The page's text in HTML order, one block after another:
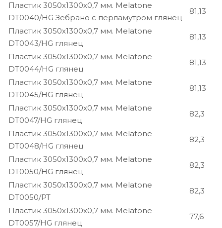
Пластик 3050х1300х0,7 мм. Melatone
DT0040/HG Зебрано с перламутром глянец
81,13
Пластик 3050х1300х0,7 мм. Melatone
DT0043/HG глянец
81,13
Пластик 3050х1300х0,7 мм. Melatone
DT0044/HG глянец
81,13
Пластик 3050х1300х0,7 мм. Melatone
DT0045/HG глянец
81,13
Пластик 3050х1300х0,7 мм. Melatone
DT0047/HG глянец
82,3
Пластик 3050х1300х0,7 мм. Melatone
DT0048/HG глянец
82,3
Пластик 3050х1300х0,7 мм. Melatone
DT0050/HG глянец
82,3
Пластик 3050х1300х0,7 мм. Melatone
DT0050/PT
82,3
Пластик 3050х1300х0,7 мм. Melatone
DT0057/HG глянец
77,6